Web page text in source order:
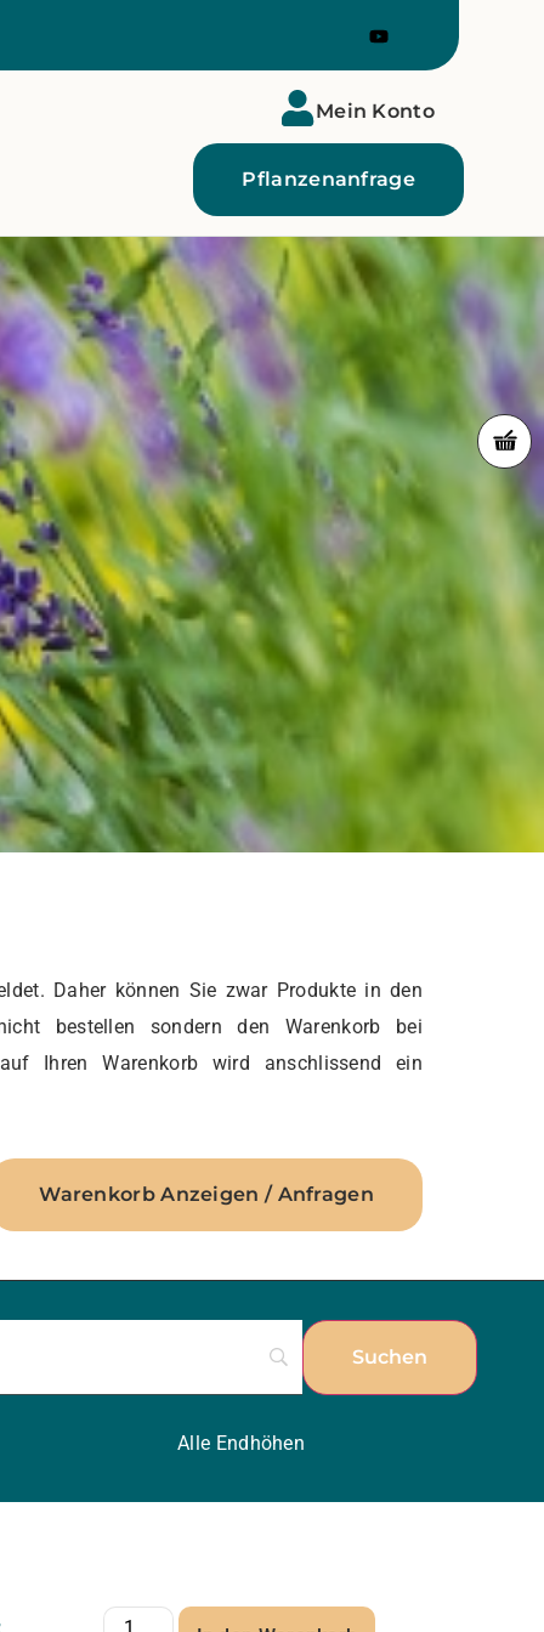
Mein Konto
Pflanzenanfrage
Daher können Sie zwar Produkte in den
bestellen sondern den Warenkorb bei
Ihren Warenkorb wird anschlissend ein
Warenkorb Anzeigen / Anfragen
Alle Endhöhen